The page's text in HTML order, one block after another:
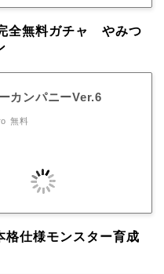
全無料ガチャ やみつ
カンパニーVer.6
無料
格仕様モンスター育成